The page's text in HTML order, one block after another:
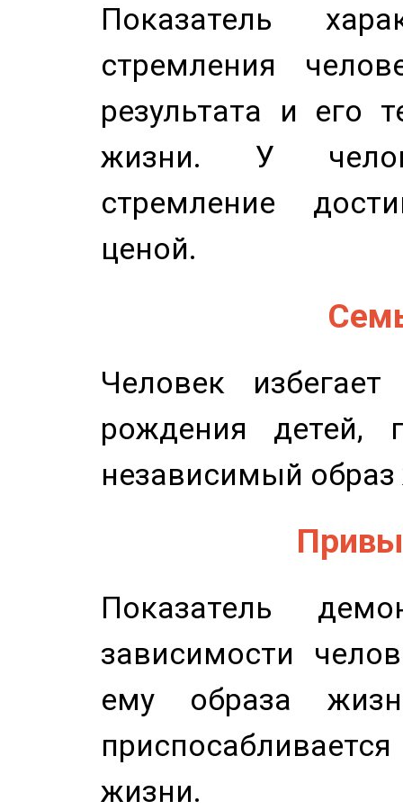
Показатель
стремления
результата и его
жизни. У
стремление
ценой.
Человек
рождения детей,
независимый
Показатель
зависимости
ему образа
жизни.